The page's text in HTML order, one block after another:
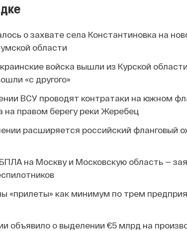
о захвате села Константиновка на
области
войска вышли из Курской
«с другого»
ВСУ проводят контратаки на южном
на правом берегу реки Жеребец
расширяется российский фланговый
на Москву и Московскую область —
«прилеты» как минимум по трем
объявило о выделении €5 млрд на